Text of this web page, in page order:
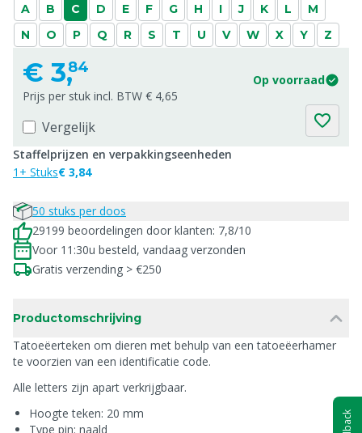
A B C D E F G H I J K L
M
N
O P Q R S T U V W X Y Z
€ 3,84
Op voorraad
Prijs per stuk incl. BTW € 4,65
Vergelijk
Staffelprijzen en verpakkingseenheden
1+ Stuks€ 3,84
50 stuks per doos
29199 beoordelingen door klanten: 7,8/10
Voor 11:30u besteld, vandaag verzonden
Gratis verzending > €250
Productomschrijving
Tatoeëerteken om dieren met behulp van een tatoeëerhamer
te voorzien van een identificatie code.
Alle letters zijn apart verkrijgbaar.
Hoogte teken: 20 mm
Type pin: naald